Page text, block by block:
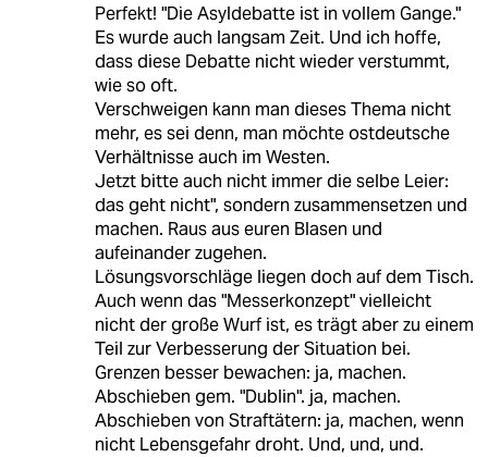
Perfekt! "Die Asyldebatte ist in vollem Gange."
Es wurde auch langsam Zeit. Und ich hoffe,
dass diese Debatte nicht wieder verstummt,
wie so oft.
Verschweigen kann man dieses Thema nicht
mehr, es sei denn, man möchte ostdeutsche
Verhältnisse auch im Westen.
Jetzt bitte auch nicht immer die selbe Leier:
das geht nicht", sondern zusammensetzen und
machen. Raus aus euren Blasen und
aufeinander zugehen.
Lösungsvorschläge liegen doch auf dem Tisch.
Auch wenn das "Messerkonzept" vielleicht
nicht der große Wurf ist, es trägt aber zu einem
Teil zur Verbesserung der Situation bei.
Grenzen besser bewachen: ja, machen.
Abschieben gem. "Dublin". ja, machen.
Abschieben von Straftätern: ja, machen, wenn
nicht Lebensgefahr droht. Und, und, und.